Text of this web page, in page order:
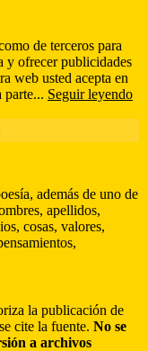
de terceros para
y ofrecer publicidades
web usted acepta en
parte... Seguir leyendo
además de uno de
apellidos,
cosas, valores,
la publicación de
cite la fuente. No se
a archivos